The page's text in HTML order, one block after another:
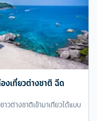
งเที่ยวต่างชาติ ฉีด
วต่างชาติเข้ามาเที่ยวได้แบบ